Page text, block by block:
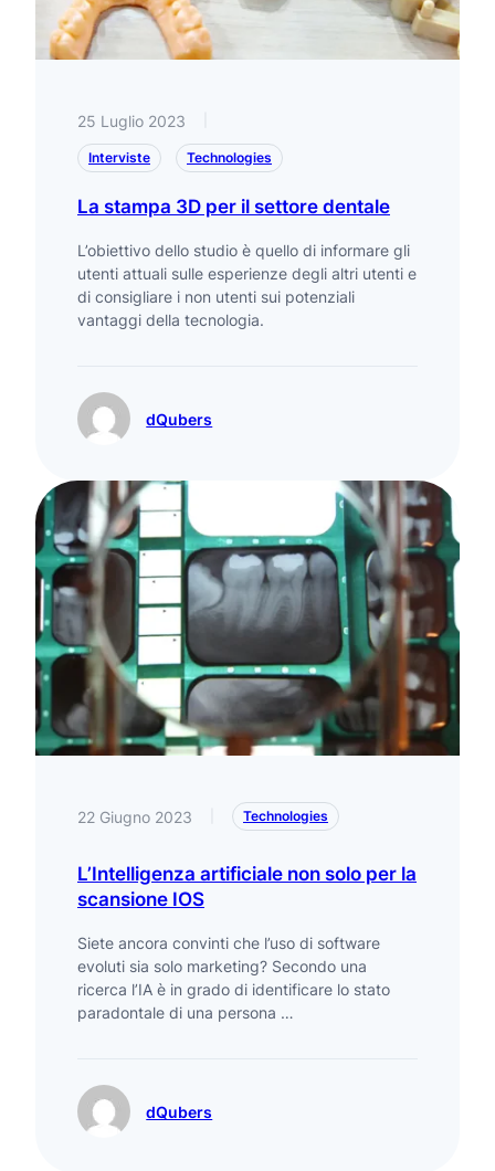
25 Luglio 2023
Interviste Technologies
La stampa 3D per il settore dentale
L’obiettivo dello studio è quello di informare gli
utenti attuali sulle esperienze degli altri utenti e
di consigliare i non utenti sui potenziali
vantaggi della tecnologia.
dQubers
22 Giugno 2023 Technologies
L’Intelligenza artificiale non solo per la
scansione IOS
Siete ancora convinti che l’uso di software
evoluti sia solo marketing? Secondo una
ricerca l’IA è in grado di identificare lo stato
paradontale di una persona …
dQubers